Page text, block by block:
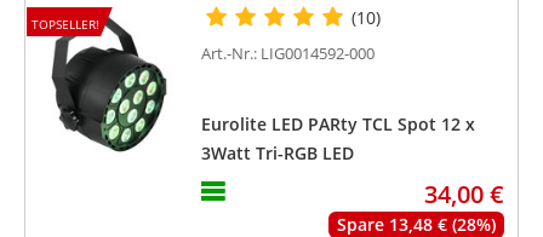
TOPSELLER! (10)
Art.-Nr.: LIG0014592-000
Eurolite LED PARty TCL Spot 12 x
3Watt Tri-RGB LED
34,00 €
Spare 13,48 € (28%)